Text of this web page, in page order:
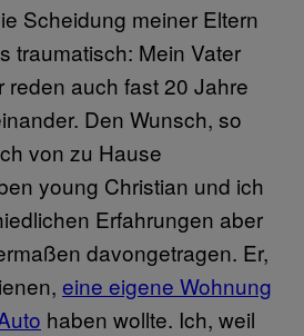
Scheidung meiner Eltern
traumatisch: Mein Vater
reden auch fast 20 Jahre
Den Wunsch, so
von zu Hause
young Christian und ich
Erfahrungen aber
davongetragen. Er,
eine eigene Wohnung
haben wollte. Ich, weil